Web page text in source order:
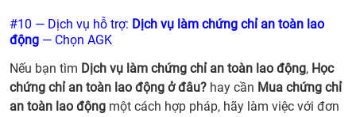
#10 — Dịch vụ hỗ trợ: Dịch vụ làm chứng chỉ an toàn lao
động — Chọn AGK
Nếu bạn tìm Dịch vụ làm chứng chỉ an toàn lao động, Học
chứng chỉ an toàn lao động ở đâu? hay cần Mua chứng chỉ
an toàn lao động một cách hợp pháp, hãy làm việc với đơn